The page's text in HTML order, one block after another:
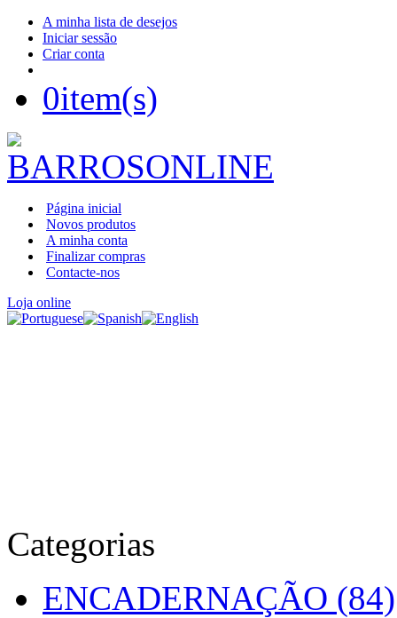
A minha lista de desejos
Iniciar sessão
Criar conta
0item(s)
Página inicial
Novos produtos
A minha conta
Finalizar compras
Contacte-nos
Loja online
Categorias
ENCADERNAÇÃO (84)